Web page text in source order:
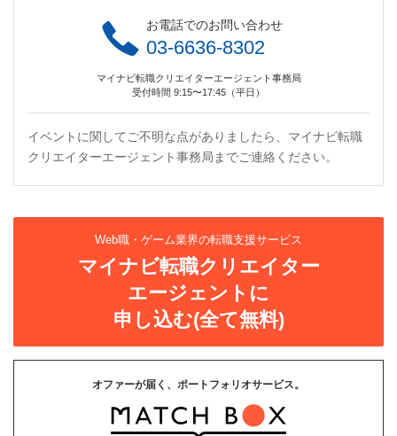
お電話でのお問い合わせ
03-6636-8302
マイナビ転職クリエイターエージェント事務局
受付時間 9:15〜17:45（平日）
イベントに関してご不明な点がありましたら、マイナビ転職
クリエイターエージェント事務局までご連絡ください。
Web職・ゲーム業界の転職支援サービス
マイナビ転職クリエイター
エージェントに
申し込む(全て無料)
オファーが届く、ポートフォリオサービス。